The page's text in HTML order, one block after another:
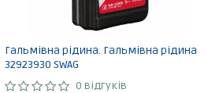
Гальмівна рідина. Гальмівна рідина
32923930 SWAG
0 відгуків